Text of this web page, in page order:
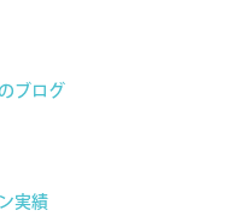
ブログ
実績